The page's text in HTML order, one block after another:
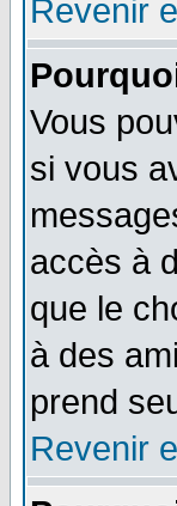
Revenir
Vous
si vous
accès à
que le
à des
prend
Revenir